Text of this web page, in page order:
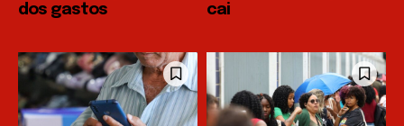
dos gastos
cai